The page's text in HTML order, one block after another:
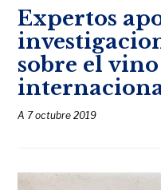
Expertos
sobre el
A 7 octubre 2019